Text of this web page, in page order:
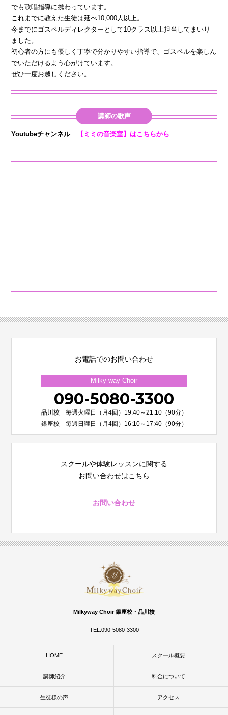
でも歌唱指導に携わっています。
これまでに教えた生徒は延べ10,000人以上。
今までにゴスペルディレクターとして10クラス以上担当してまいり
ました。
初心者の方にも優しく丁寧で分かりやすい指導で、ゴスペルを楽しん
でいただけるよう心がけています。
ぜひ一度お越しください。
講師の歌声
Youtubeチャンネル 【ミミの音楽室】はこちらから
お電話でのお問い合わせ
Milky way Choir
090-5080-3300
品川校 毎週火曜日（月4回）19:40～21:10（90分）
銀座校 毎週日曜日（月4回）16:10～17:40（90分）
スクールや体験レッスンに関する
お問い合わせはこちら
お問い合わせ
Milkyway Choir 銀座校・品川校
TEL.090-5080-3300
HOME スクール概要
講師紹介 料金について
生徒様の声 アクセス